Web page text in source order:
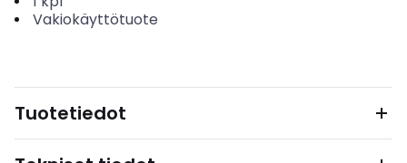
Vakiokäyttötuote
Tuotetiedot